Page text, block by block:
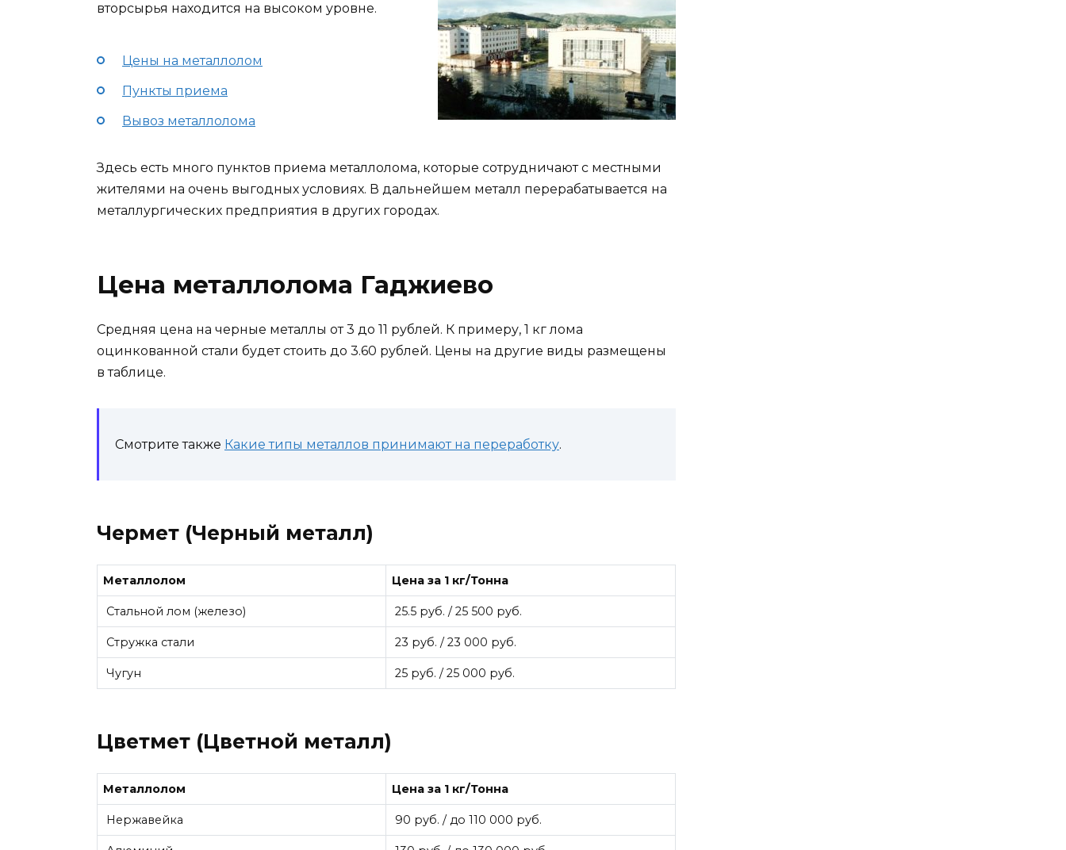
вторсырья находится на высоком уровне.
Цены на металлолом
Пункты приема
Вывоз металлолома
Здесь есть много пунктов приема металлолома, которые сотрудничают с местными
жителями на очень выгодных условиях. В дальнейшем металл перерабатывается на
металлургических предприятия в других городах.
Цена металлолома Гаджиево
Средняя цена на черные металлы от 3 до 11 рублей. К примеру, 1 кг лома
оцинкованной стали будет стоить до 3.60 рублей. Цены на другие виды размещены
в таблице.
Смотрите также Какие типы металлов принимают на переработку.
Чермет (Черный металл)
Металлолом Цена за 1 кг/Тонна
Стальной лом (железо) 25.5 руб. / 25 500 руб.
Стружка стали 23 руб. / 23 000 руб.
Чугун 25 руб. / 25 000 руб.
Цветмет (Цветной металл)
Металлолом Цена за 1 кг/Тонна
Нержавейка 90 руб. / до 110 000 руб.